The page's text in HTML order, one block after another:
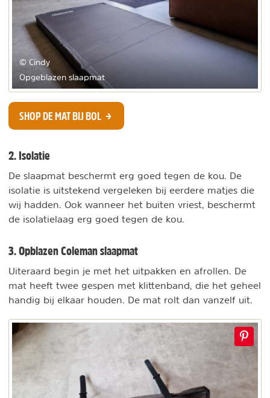
© Cindy
Opgeblazen slaapmat
SHOP DE MAT BIJ BOL
2. Isolatie
De slaapmat beschermt erg goed tegen de kou. De
isolatie is uitstekend vergeleken bij eerdere matjes die
wij hadden. Ook wanneer het buiten vriest, beschermt
de isolatielaag erg goed tegen de kou.
3. Opblazen Coleman slaapmat
Uiteraard begin je met het uitpakken en afrollen. De
mat heeft twee gespen met klittenband, die het geheel
handig bij elkaar houden. De mat rolt dan vanzelf uit.